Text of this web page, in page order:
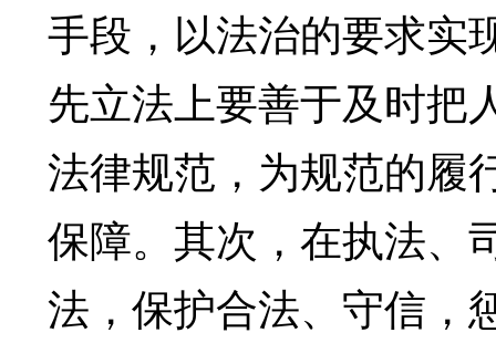
手段，以法治的要求实
先立法上要善于及时把
法律规范，为规范的履
保障。其次，在执法、
法，保护合法、守信，